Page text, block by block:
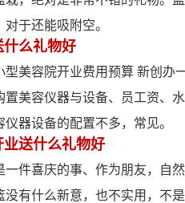
于还能吸附空。
么礼物好
型美容院开业费用预算 新创办
置美容仪器与设备、员工资、
器设备的配置不多，常见。
送什么礼物好
一件喜庆的事、作为朋友，自
没有什么新意，也不实用，不